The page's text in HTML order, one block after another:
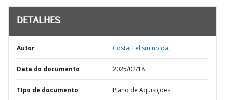
DETALHES
Autor Costa, Felismino da;
Data do documento 2025/02/18
TIpo de documento Plano de Aquisições